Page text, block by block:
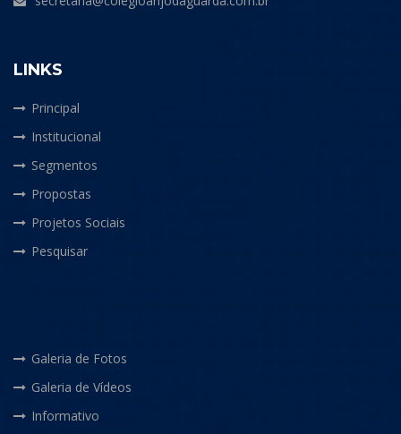
LINKS
Principal
Institucional
Segmentos
Propostas
Projetos Sociais
Pesquisar
Galeria de Fotos
Galeria de Vídeos
Informativo